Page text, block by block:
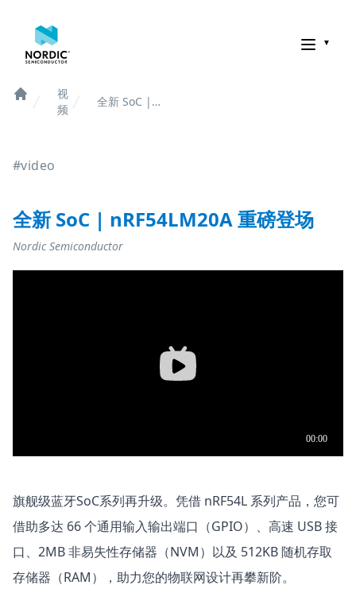
诺迪克半导体
Home
视
频
全新 SoC |
#video
全新 SoC | nRF54LM20A 重磅登场
Nordic Semiconductor
旗舰级蓝牙SoC系列再升级。凭借 nRF54L 系列产品，您可
借助多达 66 个通用输入输出端口（GPIO）、高速 USB 接
口、2MB 非易失性存储器（NVM）以及 512KB 随机存取
存储器（RAM），助力您的物联网设计再攀新阶。